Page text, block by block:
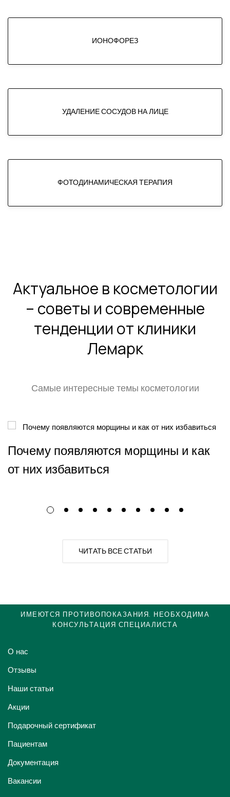
ИОНОФОРЕЗ
УДАЛЕНИЕ СОСУДОВ НА ЛИЦЕ
ФОТОДИНАМИЧЕСКАЯ ТЕРАПИЯ
Актуальное в косметологии
– советы и современные
тенденции от клиники
Лемарк
Самые интересные темы косметологии
Почему появляются морщины и как
от них избавиться
ЧИТАТЬ ВСЕ СТАТЬИ
ИМЕЮТСЯ ПРОТИВОПОКАЗАНИЯ. НЕОБХОДИМА
КОНСУЛЬТАЦИЯ СПЕЦИАЛИСТА
О нас
Отзывы
Наши статьи
Акции
Подарочный сертификат
Пациентам
Документация
Вакансии